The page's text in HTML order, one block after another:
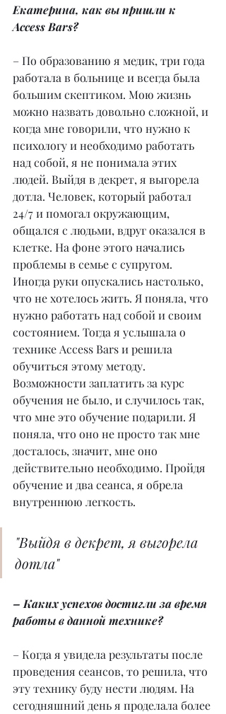
Екатерина, как вы пришли к
Access Bars?
– По образованию я медик, три года
работала в больнице и всегда была
большим скептиком. Мою жизнь
можно назвать довольно сложной, и
когда мне говорили, что нужно к
психологу и необходимо работать
над собой, я не понимала этих
людей. Выйдя в декрет, я выгорела
дотла. Человек, который работал
24/7 и помогал окружающим,
общался с людьми, вдруг оказался в
клетке. На фоне этого начались
проблемы в семье с супругом.
Иногда руки опускались настолько,
что не хотелось жить. Я поняла, что
нужно работать над собой и своим
состоянием. Тогда я услышала о
технике Access Bars и решила
обучиться этому методу.
Возможности заплатить за курс
обучения не было, и случилось так,
что мне это обучение подарили. Я
поняла, что оно не просто так мне
досталось, значит, мне оно
действительно необходимо. Пройдя
обучение и два сеанса, я обрела
внутреннюю легкость.
"Выйдя в декрет, я выгорела
дотла"
– Каких успехов достигли за время
работы в данной технике?
– Когда я увидела результаты после
проведения сеансов, то решила, что
эту технику буду нести людям. На
сегодняшний день я проделала более